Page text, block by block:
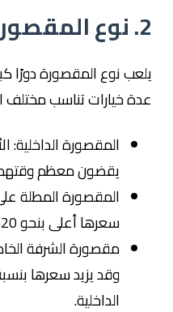
يلعب نوع المقصورة دورًا
عدة خيارات تناسب مختلف
المقصورة الداخلية:
يقضون معظم وقتهم
المقصورة المطلة على
سعرها أعلى بنحو 20% إلى 30%.
مقصورة الشرفة
الداخلية.